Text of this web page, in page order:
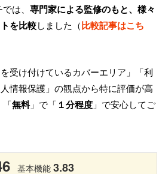
は、 専門家による監修のもと、様々
を比較しました（比較記事はこち
受け付けているカバーエリア」「利
情報保護」の観点から特に評価が高
「無料」で「 １分程度 」で安心してご